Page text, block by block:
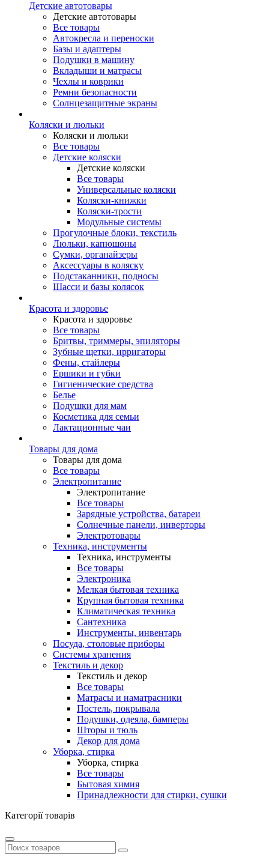
Детские автотовары
Детские автотовары
Все товары
Автокресла и переноски
Базы и адаптеры
Подушки в машину
Вкладыши и матрасы
Чехлы и коврики
Ремни безопасности
Солнцезащитные экраны
Коляски и люльки
Коляски и люльки
Все товары
Детские коляски
Детские коляски
Все товары
Универсальные коляски
Коляски-книжки
Коляски-трости
Модульные системы
Прогулочные блоки, текстиль
Люльки, капюшоны
Сумки, органайзеры
Аксессуары в коляску
Подстаканники, подносы
Шасси и базы колясок
Красота и здоровье
Красота и здоровье
Все товары
Бритвы, триммеры, эпиляторы
Зубные щетки, ирригаторы
Фены, стайлеры
Ершики и губки
Гигиенические средства
Белье
Подушки для мам
Косметика для семьи
Лактационные чаи
Товары для дома
Товары для дома
Все товары
Электропитание
Электропитание
Все товары
Зарядные устройства, батареи
Солнечные панели, инверторы
Электротовары
Техника, инструменты
Техника, инструменты
Все товары
Электроника
Мелкая бытовая техника
Крупная бытовая техника
Климатическая техника
Сантехника
Инструменты, инвентарь
Посуда, столовые приборы
Системы хранения
Текстиль и декор
Текстиль и декор
Все товары
Матрасы и наматрасники
Постель, покрывала
Подушки, одеяла, бамперы
Шторы и тюль
Декор для дома
Уборка, стирка
Уборка, стирка
Все товары
Бытовая химия
Принадлежности для стирки, сушки
Категорії товарів